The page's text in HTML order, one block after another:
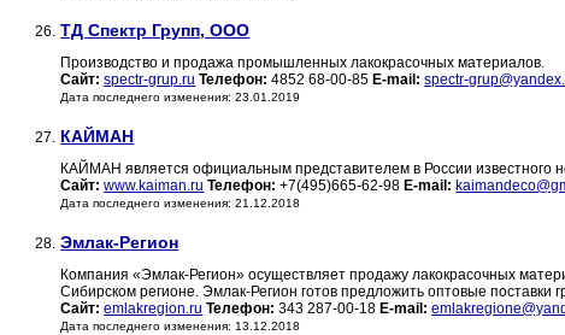
26. ТД Спектр Групп, ООО
Производство и продажа промышленных лакокрасочных материалов.
Сайт: spectr-grup.ru Телефон: 4852 68-00-85 E-mail: spectr-
Дата последнего изменения: 23.01.2019
27. КАЙМАН
КАЙМАН является официальным представителем в России известного
Сайт: www.kaiman.ru Телефон: +7(495)665-62-98 E-mail:
Дата последнего изменения: 21.12.2018
28. Эмлак-Регион
Компания «Эмлак-Регион» осуществляет продажу лакокрасочных
Сибирском регионе. Эмлак-Регион готов предложить оптовые поставки
Сайт: emlakregion.ru Телефон: 343 287-00-18 E-mail:
Дата последнего изменения: 13.12.2018